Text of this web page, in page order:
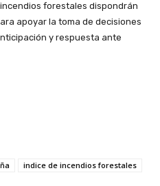
forestales dispondrán
apoyar la toma de decisiones
y respuesta ante
indice de incendios forestales